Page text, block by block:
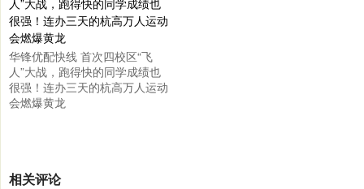
华锋优配快线 ​首次四校区“飞
人”大战，跑得快的同学成绩也
很强！连办三天的杭高万人运动
会燃爆黄龙
相关评论